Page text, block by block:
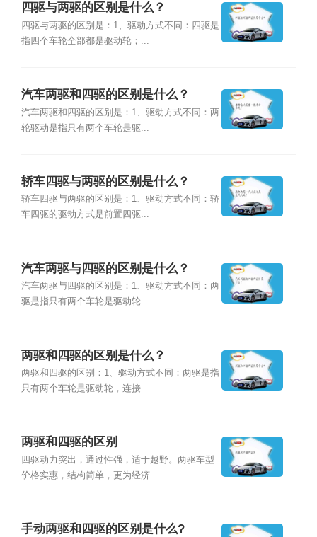
四驱与两驱的区别是什么？
四驱与两驱的区别是：1、驱动方式不同：四驱是
指四个车轮全部都是驱动轮；...
汽车两驱和四驱的区别是什么？
汽车两驱和四驱的区别是：1、驱动方式不同：两
轮驱动是指只有两个车轮是驱...
轿车四驱与两驱的区别是什么？
轿车四驱与两驱的区别是：1、驱动方式不同：轿
车四驱的驱动方式是前置四驱...
汽车两驱与四驱的区别是什么？
汽车两驱与四驱的区别是：1、驱动方式不同：两
驱是指只有两个车轮是驱动轮...
两驱和四驱的区别是什么？
两驱和四驱的区别：1、驱动方式不同：两驱是指
只有两个车轮是驱动轮，连接...
两驱和四驱的区别
四驱动力突出，通过性强，适于越野。两驱车型
价格实惠，结构简单，更为经济...
手动两驱和四驱的区别是什么?